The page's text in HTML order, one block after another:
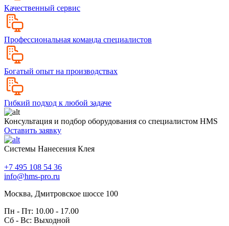
Качественный сервис
Профессиональная команда специалистов
Богатый опыт на производствах
Гибкий подход к любой задаче
Консультация и подбор оборудования со специалистом HMS
Оставить заявку
Системы Нанесения Клея
+7 495 108 54 36
info@hms-pro.ru
Москва, Дмитровское шоссе 100
Пн - Пт: 10.00 - 17.00
Сб - Вс: Выходной